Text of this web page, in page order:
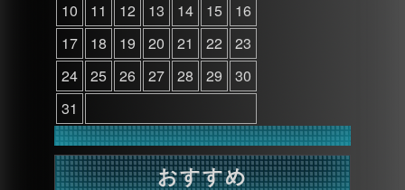
10
11 12 13 14 15
16
17
18 19 20 21 22
23
24
25 26 27 28 29
30
31
おすすめ